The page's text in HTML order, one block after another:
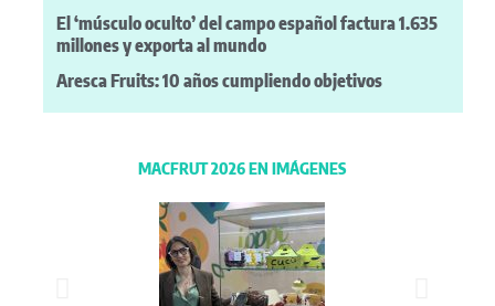
El ‘músculo oculto’ del campo español factura 1.635
millones y exporta al mundo
Aresca Fruits: 10 años cumpliendo objetivos
MACFRUT 2026 EN IMÁGENES